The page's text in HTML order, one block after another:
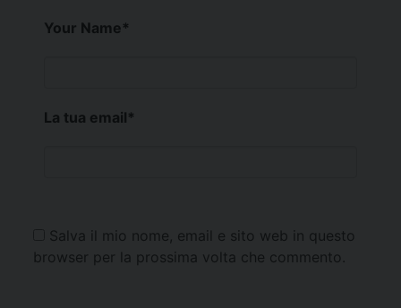
Your Name*
La tua email*
Salva il mio nome, email e sito web in questo
browser per la prossima volta che commento.